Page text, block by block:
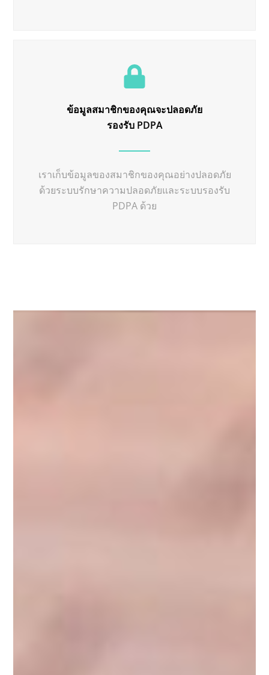
ข้อมูลสมาชิกของคุณจะปลอดภัย
รองรับ PDPA
เราเก็บข้อมูลของสมาชิกของคุณอย่างปลอดภัย
ด้วยระบบรักษาความปลอดภัยและระบบรองรับ
PDPA ด้วย